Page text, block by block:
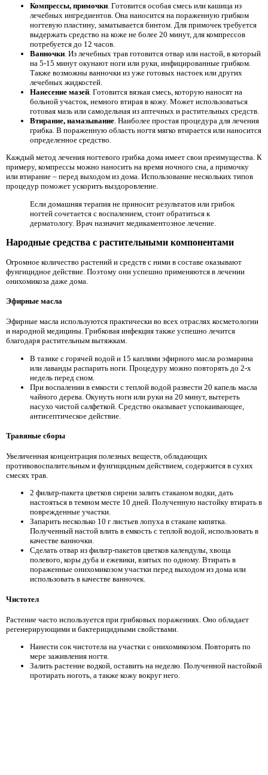
Компрессы, примочки . Готовится особая смесь или кашица из
лечебных ингредиентов. Она наносится на пораженную грибком
ногтевую пластину, заматывается бинтом. Для примочек требуется
выдержать средство на коже не более 20 минут, для компрессов
потребуется до 12 часов.
Ванночки . Из лечебных трав готовится отвар или настой, в который
на 5-15 минут окунают ноги или руки, инфицированные грибком.
Также возможны ванночки из уже готовых настоек или других
лечебных жидкостей.
Нанесение мазей . Готовится вязкая смесь, которую наносят на
больной участок, немного втирая в кожу. Может использоваться
готовая мазь или самодельная из аптечных и растительных средств.
Втирание, намазывание . Наиболее простая процедура для лечения
грибка. В пораженную область ногтя мягко втирается или наносится
определенное средство.
Каждый метод лечения ногтевого грибка дома имеет свои преимущества. К
примеру, компрессы можно наносить на время ночного сна, а примочку
или втирание – перед выходом из дома. Использование нескольких типов
процедур поможет ускорить выздоровление.
Если домашняя терапия не приносит результатов или грибок
ногтей сочетается с воспалением, стоит обратиться к
дерматологу. Врач назначит медикаментозное лечение.
Народные средства с растительными компонентами
Огромное количество растений и средств с ними в составе оказывают
фунгицидное действие. Поэтому они успешно применяются в лечении
онихомикоза даже дома.
Эфирные масла
Эфирные масла используются практически во всех отраслях косметологии
и народной медицины. Грибковая инфекция также успешно лечится
благодаря растительным вытяжкам.
В тазике с горячей водой и 15 каплями эфирного масла розмарина
или лаванды распарить ноги. Процедуру можно повторять до 2-х
недель перед сном.
При воспалении в емкости с теплой водой развести 20 капель масла
чайного дерева. Окунуть ноги или руки на 20 минут, вытереть
насухо чистой салфеткой. Средство оказывает успокаивающее,
антисептическое действие.
Травяные сборы
Увеличенная концентрация полезных веществ, обладающих
противовоспалительным и фунгицидным действием, содержится в сухих
смесях трав.
2 фильтр-пакета цветков сирени залить стаканом водки, дать
настояться в темном месте 10 дней. Полученную настойку втирать в
поврежденные участки.
Запарить несколько 10 г листьев лопуха в стакане кипятка.
Полученный настой влить в емкость с теплой водой, использовать в
качестве ванночки.
Сделать отвар из фильтр-пакетов цветков календулы, хвоща
полевого, коры дуба и ежевики, взятых по одному. Втирать в
пораженные онихомикозом участки перед выходом из дома или
использовать в качестве ванночек.
Чистотел
Растение часто используется при грибковых поражениях. Оно обладает
регенерирующими и бактерицидными свойствами.
Нанести сок чистотела на участки с онихомикозом. Повторять по
мере заживления ногтя.
Залить растение водкой, оставить на неделю. Полученной настойкой
протирать ноготь, а также кожу вокруг него.